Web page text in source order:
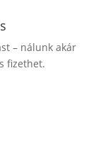
– nálunk akár
fizethet.